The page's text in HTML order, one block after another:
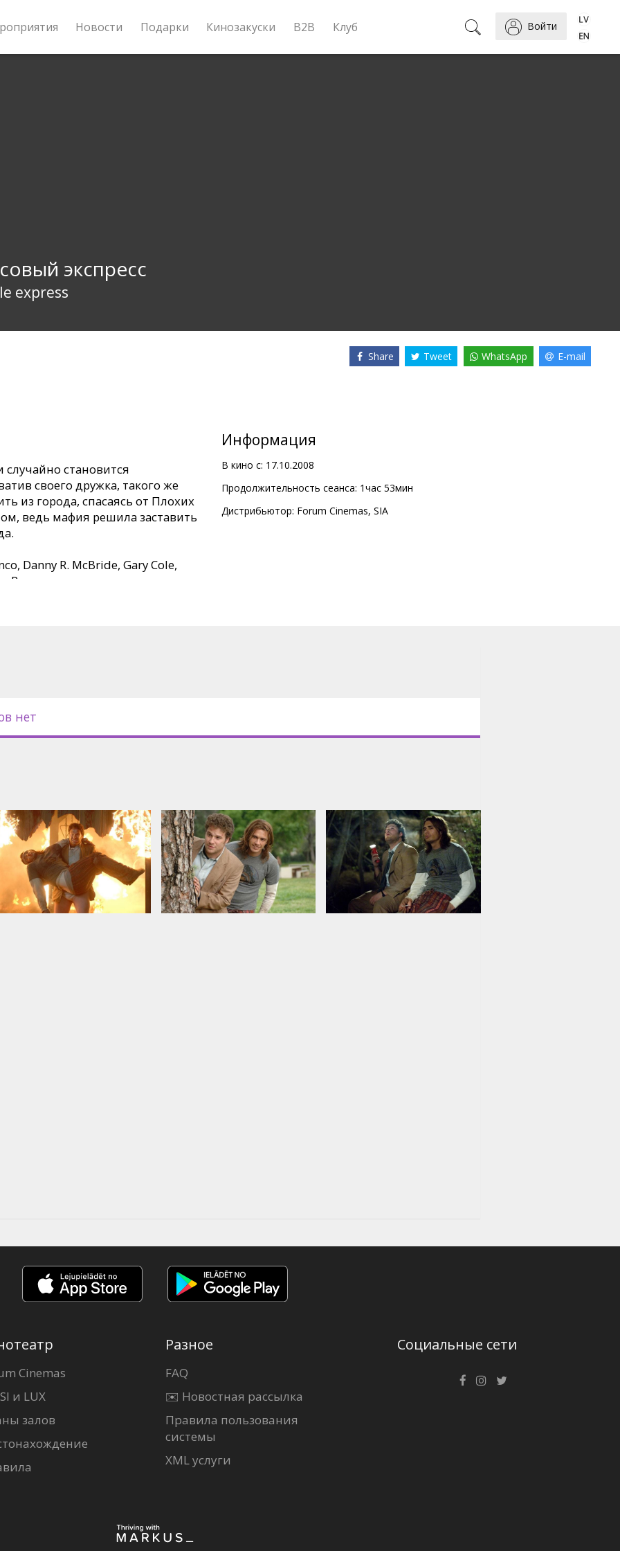
Новости Подарки Кинозакуски B2B Клуб Войти
экспресс
express
Share Tweet WhatsApp E-mail
становится
своего дружка, такого же
из города, спасаясь от Плохих
ведь мафия решила заставить
Danny R. McBride, Gary Cole,
Remar
субтитрами на латышском и
Информация
В кино с: 17.10.2008
Продолжительность сеанса: 1час 53мин
Дистрибьютор: Forum Cinemas, SIA
нет
Cinemas
и LUX
залов
Разное
FAQ
✉️ Новостная рассылка
Правила пользования
системы
XML услуги
Социальные сети